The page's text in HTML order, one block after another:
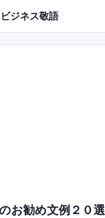
ジネス敬語
お勧め文例２０